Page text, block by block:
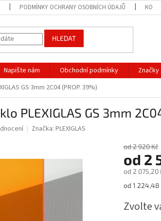
PODMÍNKY OCHRANY OSOBNÍCH ÚDAJŮ
HLEDAT
Napište nám Obchodní podmínky
Značky
GS 3mm 2C04 (PROP. 39%)
PLEXIGLAS GS 3mm
Značka: PLEXIGLAS
od 2 920 Kč
od 2
od 2 075,20
Měrná
od 1 224,48
Zvolte